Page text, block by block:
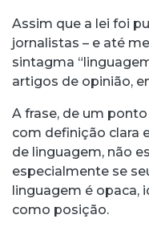
Assim que a lei foi
jornalistas – e até
sintagma
artigos de opinião,
A frase, de um
com definição clara
de linguagem, não
especialmente se
linguagem é opaca,
como posição.